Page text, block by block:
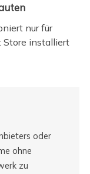
nur für
Store installiert
oder
ohne
zu